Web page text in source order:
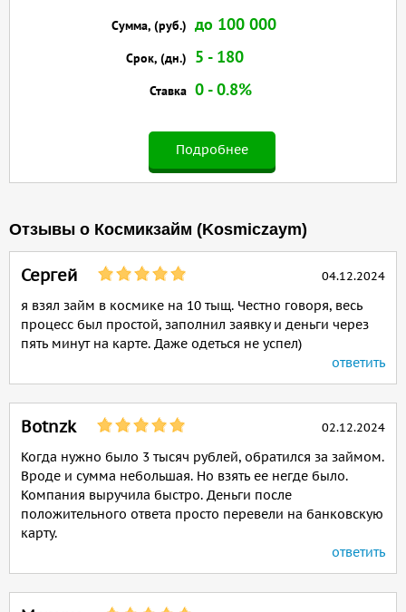
Подробнее
Сумма, (руб.) до 100 000
Срок, (дн.) 5 - 180
Ставка 0 - 0.8%
Отзывы о Космикзайм (Kosmiczaym)
Сергей 04.12.2024
я взял займ в космике на 10 тыщ. Честно говоря, весь
процесс был простой, заполнил заявку и деньги через
пять минут на карте. Даже одеться не успел)
ответить
Botnzk 02.12.2024
Когда нужно было 3 тысяч рублей, обратился за займом.
Вроде и сумма небольшая. Но взять ее негде было.
Компания выручила быстро. Деньги после
положительного ответа просто перевели на банковскую
карту.
ответить